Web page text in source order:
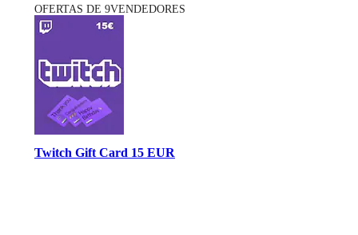
OFERTAS DE 9VENDEDORES
Twitch Gift Card 15 EUR